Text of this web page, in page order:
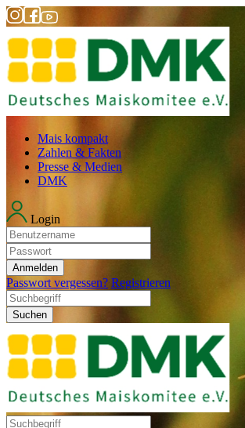
Mais kompakt
Zahlen & Fakten
Presse & Medien
DMK
Login
Anmelden
Passwort vergessen? Registrieren
Suchen